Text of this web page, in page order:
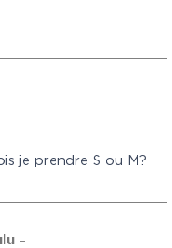
je prendre S ou M?
–